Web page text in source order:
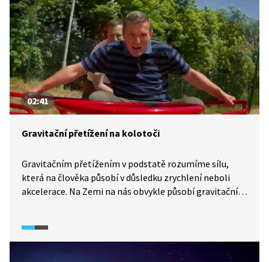
vysvětlíme, na jakém principu funguje gravitační prak,
tedy urychlování kosmických sond pomocí obletu
kolem planet.
02:41
Gravitační přetížení na kolotoči
Gravitačním přetížením v podstatě rozumíme sílu,
která na člověka působí v důsledku zrychlení neboli
akcelerace. Na Zemi na nás obvykle působí gravitační
ve stíhačce. Na kolotoči lze dosáhnout přetížení až 2 G.